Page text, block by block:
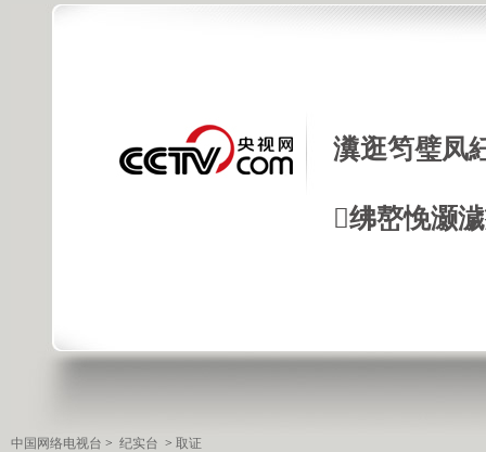
瀵逛笉璧凤
绋嶅悗灏
中国网络电视台 > 纪实台 > 取证